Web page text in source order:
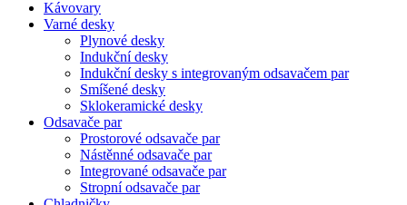
Kávovary
Varné desky
Plynové desky
Indukční desky
Indukční desky s integrovaným odsavačem par
Smíšené desky
Sklokeramické desky
Odsavače par
Prostorové odsavače par
Nástěnné odsavače par
Integrované odsavače par
Stropní odsavače par